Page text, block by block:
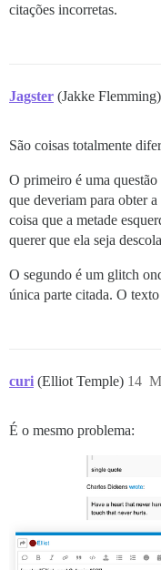
citações incorretas.
Jagster (Jakke Flemming)
São coisas totalmente
O primeiro é uma
que deveriam para obter
coisa que a metade
querer que ela seja
O segundo é um glitch
única parte citada. O
curi (Elliot Temple) 14
É o mesmo problema: